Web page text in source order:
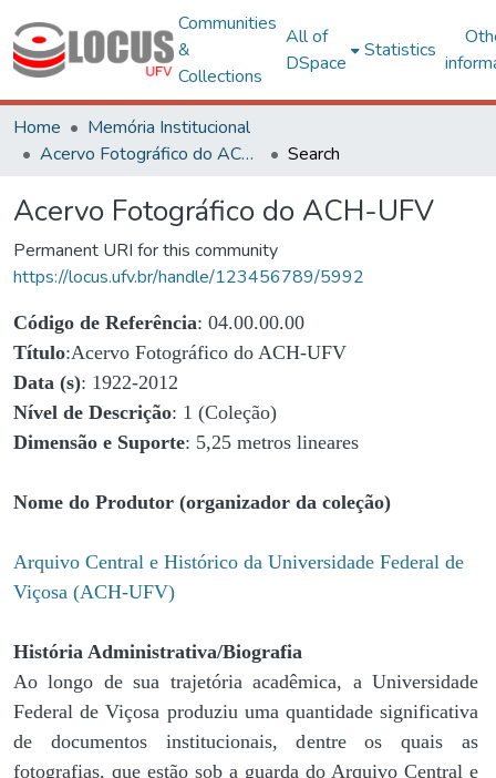
Communities
&
Collections
All of
DSpace
Statistics
Home
Memória Institucional
Acervo Fotográfico do ACH-UFV
Search
Acervo Fotográfico do ACH-UFV
Permanent URI for this community
https://locus.ufv.br/handle/123456789/5992
Código de Referência: 04.00.00.00
Título:Acervo Fotográfico do ACH-UFV
Data (s): 1922-2012
Nível de Descrição: 1 (Coleção)
Dimensão e Suporte: 5,25 metros lineares
Nome do Produtor (organizador da coleção)
Arquivo Central e Histórico da Universidade Federal de
Viçosa (ACH-UFV)
História Administrativa/Biografia
Ao longo de sua trajetória acadêmica, a Universidade
Federal de Viçosa produziu uma quantidade significativa
de documentos institucionais, dentre os quais as
fotografias, que estão sob a guarda do Arquivo Central e